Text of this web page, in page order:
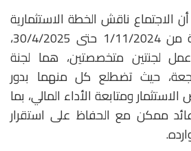
الاجتماع ناقش الخطة الاستثمارية
لصندوق المهن الطبية من 1/11/2024 حتى 30/4/2025،
لجنتين متخصصتين، هما لجنة
حيث تضطلع كل منهما بدور
ومتابعة الأداء المالي، بما
ممكن مع الحفاظ على استقرار